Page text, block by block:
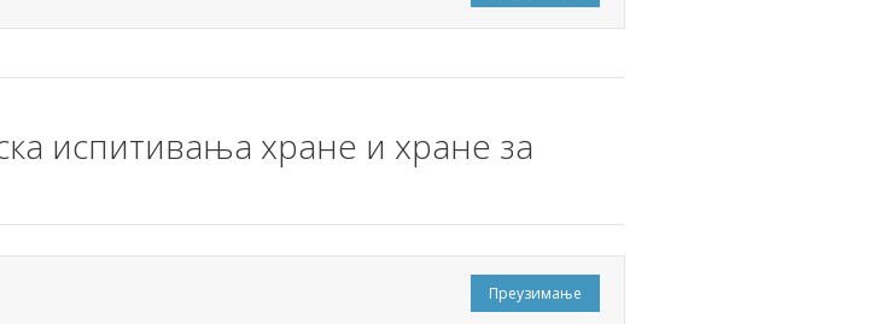
испитивања хране и хране за
Преузимање